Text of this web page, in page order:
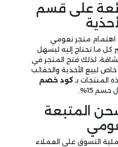
على قسم
اهتمام متجر نعومي
كل ما تحتاج إليه ليسهل
لذلك فتح المتجر في
لبيع الأحذية والحقائب
المنتجات بـكود خصم
15%.
المتبعة
التسوق على العملاء